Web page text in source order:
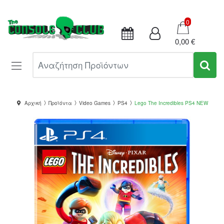
Καλάθι
0
0,00 €
Αρχική Προϊόντα Video Games PS4 Lego The Incredibles PS4 NEW